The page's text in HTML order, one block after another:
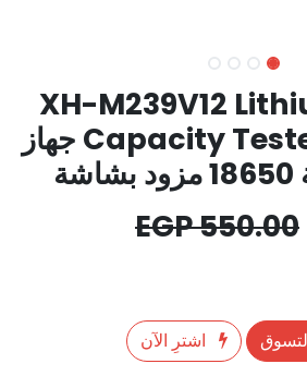
XH-M239V12
Capacity Tester With LCD جهاز
550.00
EGP
اشترِ الآن